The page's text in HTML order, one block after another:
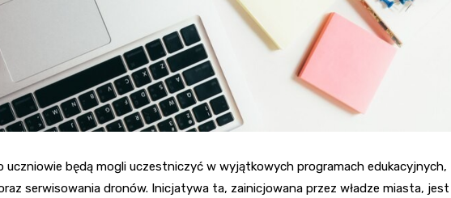
uczniowie będą mogli uczestniczyć w wyjątkowych programach edukacyjnych,
serwisowania dronów. Inicjatywa ta, zainicjowana przez władze miasta, jest